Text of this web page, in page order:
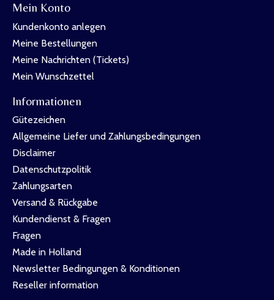
Mein Konto
Kundenkonto anlegen
Meine Bestellungen
Meine Nachrichten (Tickets)
Mein Wunschzettel
Informationen
Gütezeichen
Allgemeine Liefer und Zahlungsbedingungen
Disclaimer
Datenschutzpolitik
Zahlungsarten
Versand & Rückgabe
Kundendienst & Fragen
Fragen
Made in Holland
Newsletter Bedingungen & Konditionen
Reseller information